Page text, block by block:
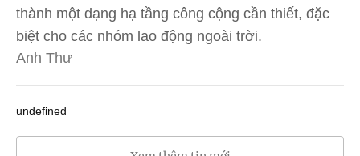
thành một dạng hạ tầng công cộng cần thiết, đặc
biệt cho các nhóm lao động ngoài trời.
Anh Thư
undefined